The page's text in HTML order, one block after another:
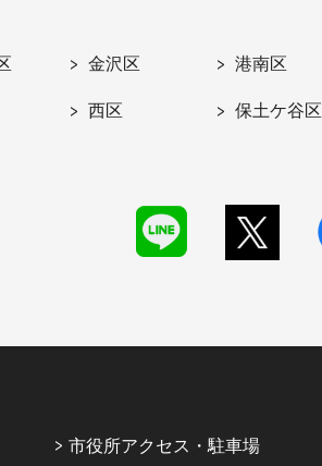
金沢区 港南区
西区 保土ケ谷区
市役所アクセス・駐車場